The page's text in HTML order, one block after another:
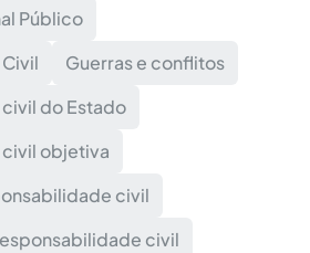
Público
Guerras e conflitos
do Estado
objetiva
civil
civil